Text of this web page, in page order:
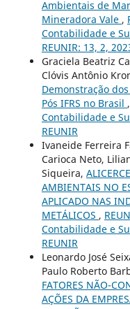
Ambientais de
Mineradora Vale ,
Contabilidade e
REUNIR: 13, 2,
Graciela Beatriz
Clóvis Antônio
Demonstração
Pós IFRS no Brasil ,
Contabilidade e
REUNIR
Ivaneide Ferreira
Carioca Neto,
Siqueira,
AMBIENTAIS NO
APLICADO NAS
METÁLICOS ,
Contabilidade e
REUNIR
Leonardo José
Paulo Roberto
FATORES NÃO-
AÇÕES DA